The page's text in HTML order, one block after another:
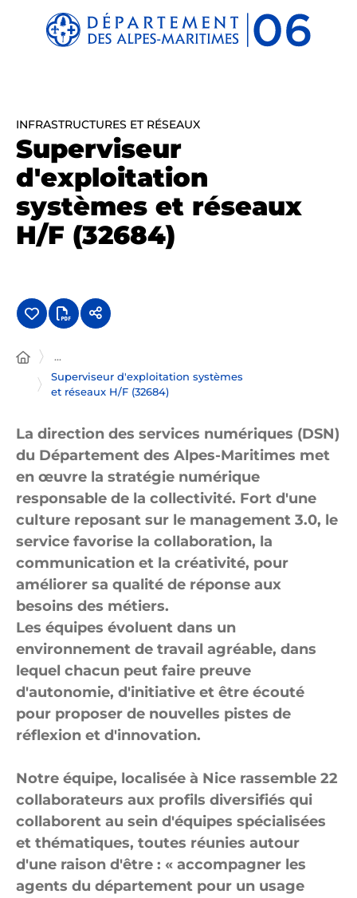
Panneau de gestion des cookies
INFRASTRUCTURES ET RÉSEAUX
Superviseur
d'exploitation
systèmes et réseaux
H/F (32684)
...
Superviseur d'exploitation systèmes
et réseaux H/F (32684)
La direction des services numériques (DSN)
du Département des Alpes-Maritimes met
en œuvre la stratégie numérique
responsable de la collectivité. Fort d'une
culture reposant sur le management 3.0, le
service favorise la collaboration, la
communication et la créativité, pour
améliorer sa qualité de réponse aux
besoins des métiers.
Les équipes évoluent dans un
environnement de travail agréable, dans
lequel chacun peut faire preuve
d'autonomie, d'initiative et être écouté
pour proposer de nouvelles pistes de
réflexion et d'innovation.
Notre équipe, localisée à Nice rassemble 22
collaborateurs aux profils diversifiés qui
collaborent au sein d'équipes spécialisées
et thématiques, toutes réunies autour
d'une raison d'être : « accompagner les
agents du département pour un usage